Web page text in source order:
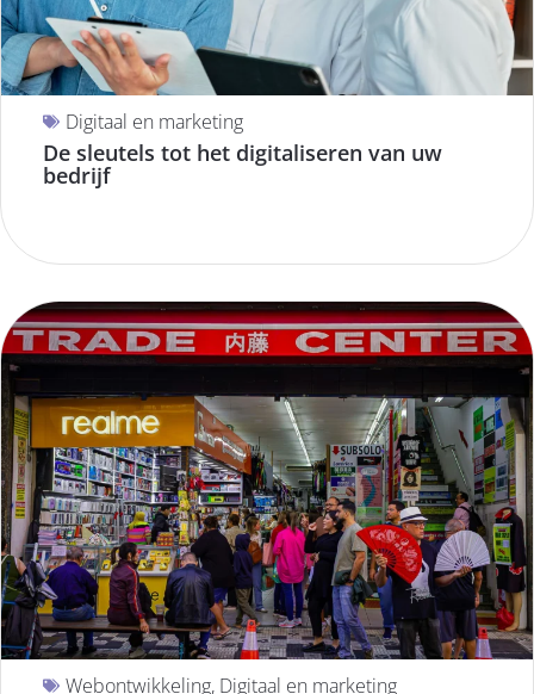
Digitaal en marketing
De sleutels tot het digitaliseren van uw
bedrijf
Webontwikkeling, Digitaal en marketing